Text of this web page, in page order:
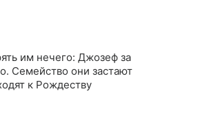
им нечего: Джозеф за
Семейство они застают
к Рождеству